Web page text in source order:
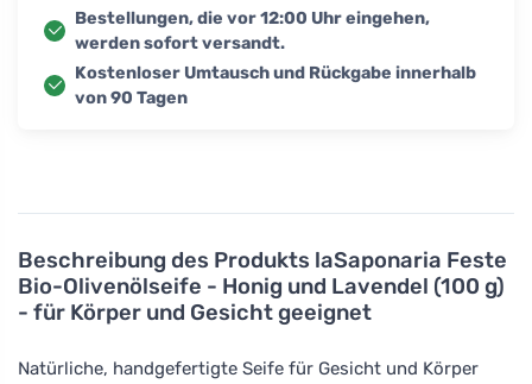
Beschreibung des Produkts laSaponaria Feste
Bio-Olivenölseife - Honig und Lavendel (100 g)
- für Körper und Gesicht geeignet
Natürliche, handgefertigte Seife für Gesicht und Körper
Bestellungen, die vor 12:00 Uhr eingehen,
werden sofort versandt.
Kostenloser Umtausch und Rückgabe innerhalb
von 90 Tagen